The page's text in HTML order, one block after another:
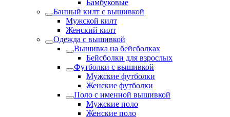
Бамбуковые
Банный килт с вышивкой
Мужской килт
Женский килт
Одежда с вышивкой
Вышивка на бейсболках
Бейсболки для взрослых
Футболки с вышивкой
Мужские футболки
Женские футболки
Поло с именной вышивкой
Мужские поло
Женские поло